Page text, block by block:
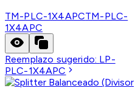
TM-PLC-1X4APCTM-PLC-
1X4APC
Reemplazo sugerido: LP-
PLC-1X4APC